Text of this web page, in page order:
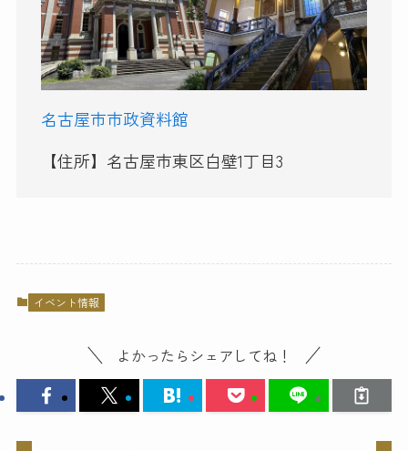
名古屋市市政資料館
【住所】名古屋市東区白壁1丁目3
イベント情報
よかったらシェアしてね！